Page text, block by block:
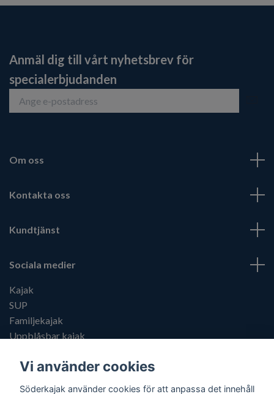
Anmäl dig till vårt nyhetsbrev för
specialerbjudanden
Om oss
Kontakta oss
Kundtjänst
Sociala medier
Kajak
SUP
Familjekajak
Uppblåsbar kajak
Vi använder cookies
Söderkajak använder cookies för att anpassa det innehåll